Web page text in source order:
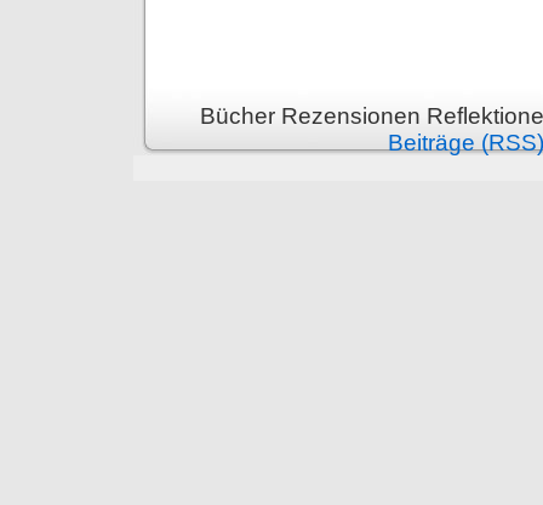
Bücher Rezensionen
Beiträge (RSS)